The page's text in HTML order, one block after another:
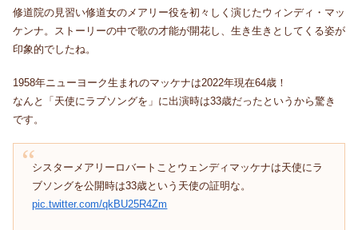
修道院の見習い修道女のメアリー役を初々しく演じたウィンディ・マッ
ケンナ。ストーリーの中で歌の才能が開花し、生き生きとしてくる姿が
印象的でしたね。
1958年ニューヨーク生まれのマッケナは2022年現在64歳！
なんと「天使にラブソングを」に出演時は33歳だったというから驚き
です。
シスターメアリーロバートことウェンディマッケナは天使にラ
ブソングを公開時は33歳という天使の証明な。
pic.twitter.com/qkBU25R4Zm